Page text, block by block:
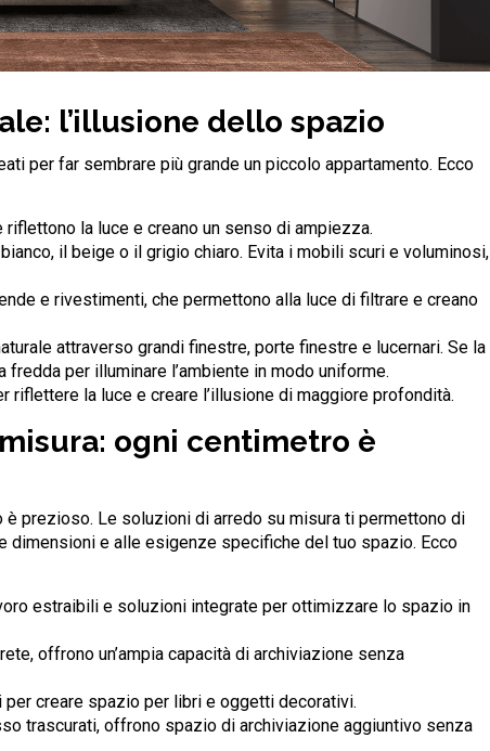
l’illusione dello spazio
per far sembrare più grande un piccolo appartamento. Ecco
la luce e creano un senso di ampiezza.
il beige o il grigio chiaro. Evita i mobili scuri e voluminosi,
e rivestimenti, che permettono alla luce di filtrare e creano
attraverso grandi finestre, porte finestre e lucernari. Se la
per illuminare l’ambiente in modo uniforme.
la luce e creare l’illusione di maggiore profondità.
ogni centimetro è
è prezioso. Le soluzioni di arredo su misura ti permettono di
dimensioni e alle esigenze specifiche del tuo spazio. Ecco
estraibili e soluzioni integrate per ottimizzare lo spazio in
offrono un’ampia capacità di archiviazione senza
per creare spazio per libri e oggetti decorativi.
trascurati, offrono spazio di archiviazione aggiuntivo senza